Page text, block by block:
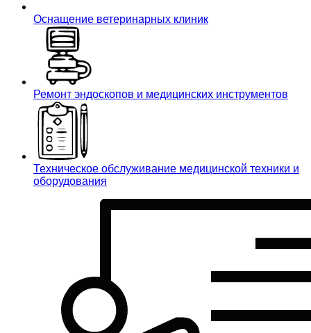
Оснащение ветеринарных клиник
Ремонт эндоскопов и медицинских инструментов
Техническое обслуживание медицинской техники и
оборудования